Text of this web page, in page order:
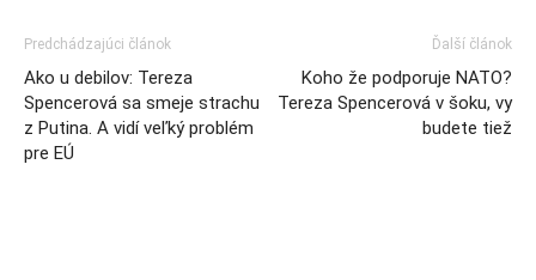
Predchádzajúci článok
Ako u debilov: Tereza
Spencerová sa smeje strachu
z Putina. A vidí veľký problém
pre EÚ
Ďalší článok
Koho že podporuje NATO?
Tereza Spencerová v šoku, vy
budete tiež